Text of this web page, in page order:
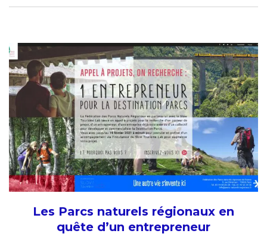
Les Parcs naturels régionaux en
quête d’un entrepreneur